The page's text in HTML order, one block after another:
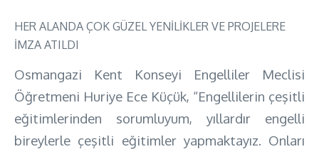
HER ALANDA ÇOK GÜZEL YENİLİKLER VE PROJELERE
İMZA ATILDI
Osmangazi Kent Konseyi Engelliler Meclisi
Öğretmeni Huriye Ece Küçük, “Engellilerin çeşitli
eğitimlerinden sorumluyum, yıllardır engelli
bireylerle çeşitli eğitimler yapmaktayız. Onları